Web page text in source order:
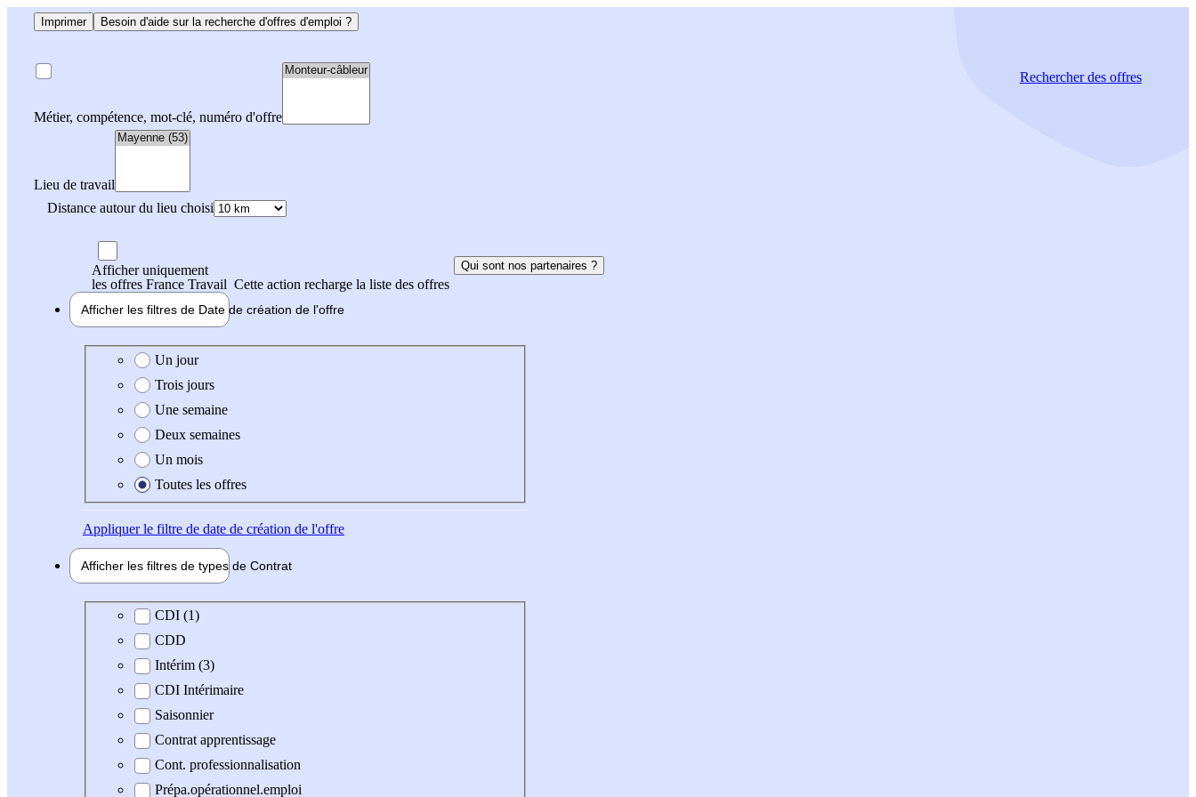
Imprimer Besoin d'aide sur la recherche d'offres d'emploi ?
Métier, compétence, mot-clé, numéro d'offre
Lieu de travail
Distance autour du lieu choisi
Rechercherdes offres
Afficher uniquement
les offres France Travail Cette action recharge la liste des offres
Qui sont nos partenaires ?
Afficher les filtres de Date de création de l'offre
Date de création de l'offre
Un jour
Trois jours
Une semaine
Deux semaines
Un mois
Toutes les offres
Appliquerle filtre de date de création de l'offre
Afficher les filtres de types de Contrat
Type de contrat
CDI (1)
CDD
Intérim (3)
CDI Intérimaire
Saisonnier
Contrat apprentissage
Cont. professionnalisation
Prépa.opérationnel.emploi